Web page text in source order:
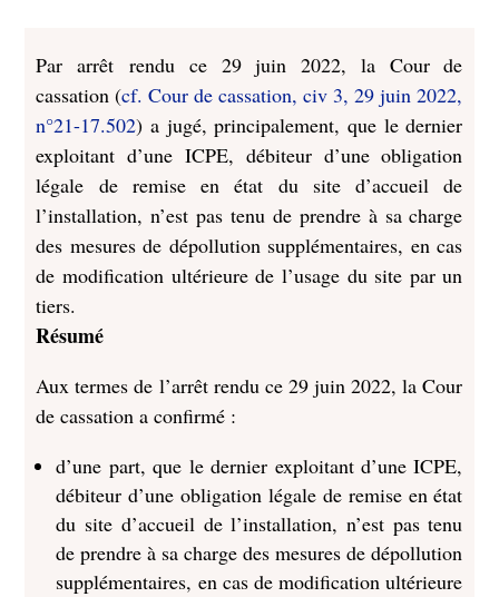
Par arrêt rendu ce 29 juin 2022, la Cour de
cassation (cf. Cour de cassation, civ 3, 29 juin 2022,
n°21-17.502) a jugé, principalement, que le dernier
exploitant d’une ICPE, débiteur d’une obligation
légale de remise en état du site d’accueil de
l’installation, n’est pas tenu de prendre à sa charge
des mesures de dépollution supplémentaires, en cas
de modification ultérieure de l’usage du site par un
tiers.
Résumé
Aux termes de l’arrêt rendu ce 29 juin 2022, la Cour
de cassation a confirmé :
d’une part, que le dernier exploitant d’une ICPE,
débiteur d’une obligation légale de remise en état
du site d’accueil de l’installation, n’est pas tenu
de prendre à sa charge des mesures de dépollution
supplémentaires, en cas de modification ultérieure